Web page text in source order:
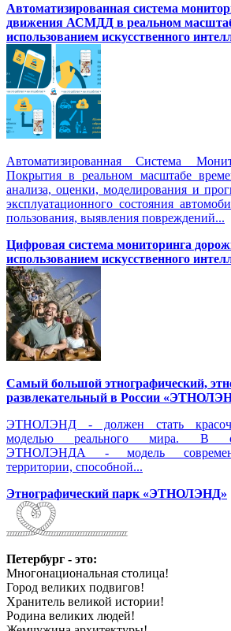
Автоматизированная cистема
движения АСМДД в реальном
использованием искусственного
Автоматизированная Система
Покрытия в реальном масштабе
анализа, оценки, моделирования и
эксплуатационного состояния
пользования, выявления повреждений...
Цифровая система мониторинга
использованием искусственного
Самый большой этнографический,
развлекательный в России
ЭТНОЛЭНД - должен стать
моделью реального мира. В
ЭТНОЛЭНДА - модель
территории, способной...
Этнографический парк «ЭТНОЛЭНД»
Петербург - это:
Многонациональная столица!
Город великих подвигов!
Хранитель великой истории!
Родина великих людей!